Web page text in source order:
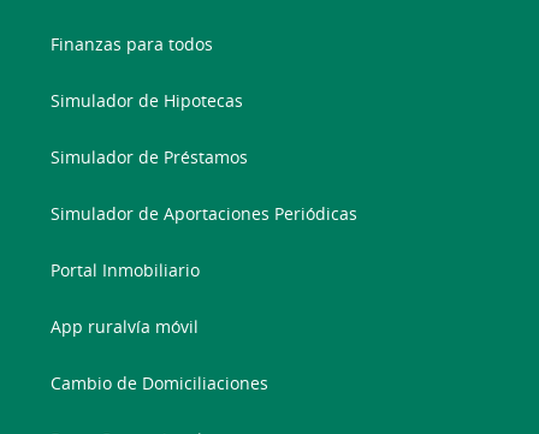
Finanzas para todos
Simulador de Hipotecas
Simulador de Préstamos
Simulador de Aportaciones Periódicas
Portal Inmobiliario
App ruralvía móvil
Cambio de Domiciliaciones